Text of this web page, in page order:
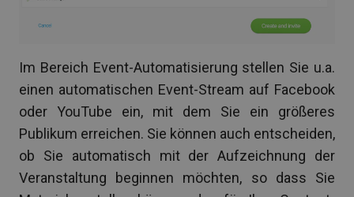
Im Bereich Event-Automatisierung stellen Sie u.a.
einen automatischen Event-Stream auf Facebook
oder YouTube ein, mit dem Sie ein größeres
Publikum erreichen. Sie können auch entscheiden,
ob Sie automatisch mit der Aufzeichnung der
Veranstaltung beginnen möchten, so dass Sie